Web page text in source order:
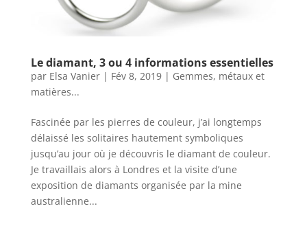
Le diamant, 3 ou 4 informations essentielles
par Elsa Vanier| Fév 8, 2019| Gemmes, métaux et
matières...
Fascinée par les pierres de couleur, j’ai longtemps
délaissé les solitaires hautement symboliques
jusqu’au jour où je découvris le diamant de couleur.
Je travaillais alors à Londres et la visite d’une
exposition de diamants organisée par la mine
australienne...